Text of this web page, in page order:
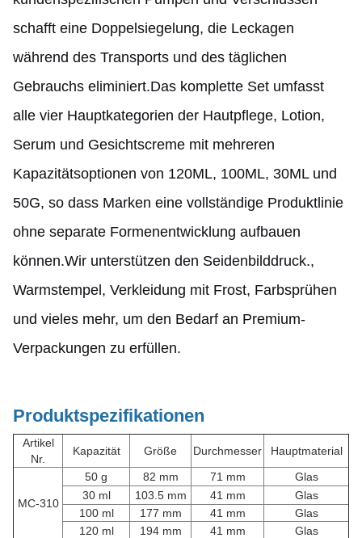
schafft eine Doppelsiegelung, die Leckagen
während des Transports und des täglichen
Gebrauchs eliminiert.Das komplette Set umfasst
alle vier Hauptkategorien der Hautpflege, Lotion,
Serum und Gesichtscreme mit mehreren
Kapazitätsoptionen von 120ML, 100ML, 30ML und
50G, so dass Marken eine vollständige Produktlinie
ohne separate Formenentwicklung aufbauen
können.Wir unterstützen den Seidenbilddruck.,
Warmstempel, Verkleidung mit Frost, Farbsprühen
und vieles mehr, um den Bedarf an Premium-
Verpackungen zu erfüllen.
Produktspezifikationen
Artikel
Nr.
Kapazität Größe Durchmesser Hauptmaterial
MC-310
50 g 82 mm 71 mm
Glas
30 ml
103.5 mm 41 mm
Glas
100 ml
177 mm 41 mm
Glas
120 ml
194 mm 41 mm Glas